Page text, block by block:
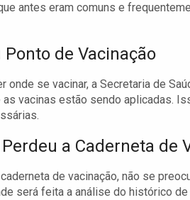
antes eram comuns e
de Vacinação
onde se vacinar, a Secretaria de
vacinas estão sendo aplicadas.
a Caderneta de
de vacinação, não se
será feita a análise do histórico